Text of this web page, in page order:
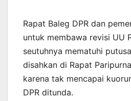
Rapat Baleg DPR dan
untuk membawa revisi UU
seutuhnya mematuhi
disahkan di Rapat
karena tak mencapai
DPR ditunda.